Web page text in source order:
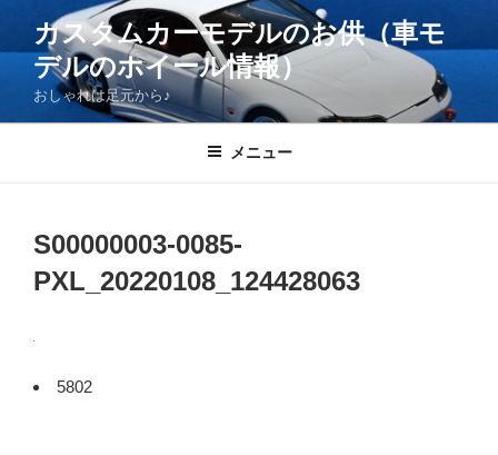
ツ
カスタムカーモデルのお供（車モ
デルのホイール情報）
おしゃれは足元から♪
メニュー
S00000003-0085-
PXL_20220108_124428063
5802